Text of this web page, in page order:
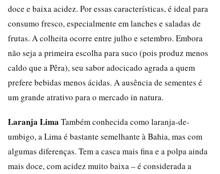
doce e baixa acidez. Por essas características, é ideal para
consumo fresco, especialmente em lanches e saladas de
frutas. A colheita ocorre entre julho e setembro. Embora
não seja a primeira escolha para suco (pois produz menos
caldo que a Pêra), seu sabor adocicado agrada a quem
prefere bebidas menos ácidas. A ausência de sementes é
um grande atrativo para o mercado in natura.
Laranja Lima Também conhecida como laranja-de-
umbigo, a Lima é bastante semelhante à Bahia, mas com
algumas diferenças. Tem a casca mais fina e a polpa ainda
mais doce, com acidez muito baixa – é considerada a